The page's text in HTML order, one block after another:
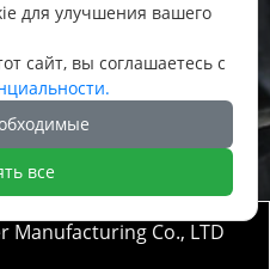
район Юннянь,
Хэбэй, Китай
Manufacturing Co., LTD
для улучшения вашего
сайт, вы соглашаетесь с
все